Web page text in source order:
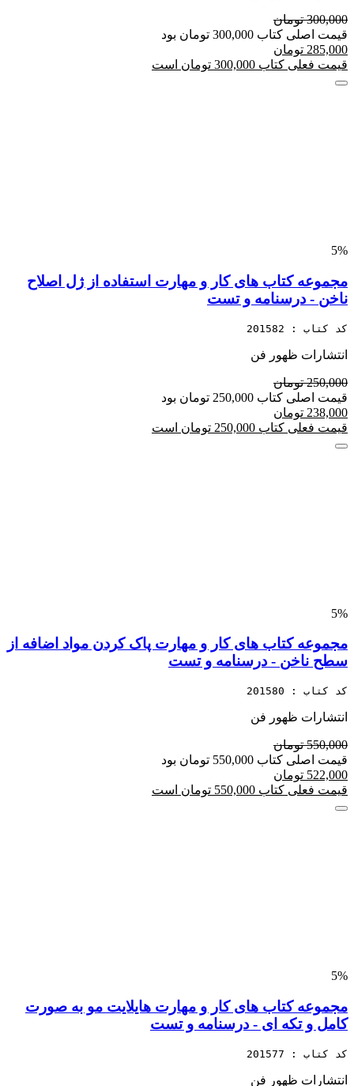
300,000 تومان
قیمت اصلی کتاب 300,000 تومان بود
285,000 تومان
قیمت فعلی کتاب 300,000 تومان است
5%
مجموعه کتاب های کار و مهارت استفاده از ژل اصلاح
ناخن - درسنامه و تست
کد کتاب : 201582
انتشارات ظهور فن
250,000 تومان
قیمت اصلی کتاب 250,000 تومان بود
238,000 تومان
قیمت فعلی کتاب 250,000 تومان است
5%
مجموعه کتاب های کار و مهارت پاک کردن مواد اضافه از
سطح ناخن - درسنامه و تست
کد کتاب : 201580
انتشارات ظهور فن
550,000 تومان
قیمت اصلی کتاب 550,000 تومان بود
522,000 تومان
قیمت فعلی کتاب 550,000 تومان است
5%
مجموعه کتاب های کار و مهارت هایلایت مو به صورت
کامل و تکه ای - درسنامه و تست
کد کتاب : 201577
انتشارات ظهور فن